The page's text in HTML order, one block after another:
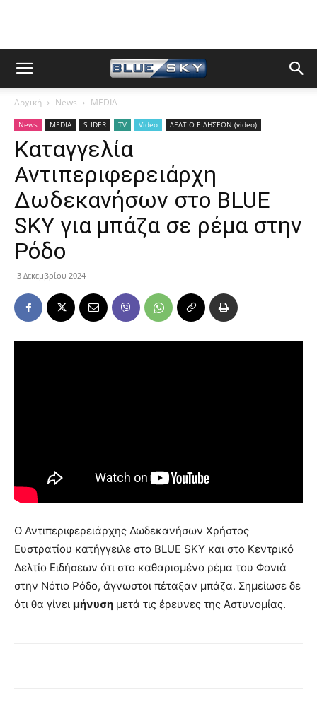
Αρχική News MEDIA
News MEDIA SLIDER TV Video ΔΕΛΤΙΟ ΕΙΔΗΣΕΩΝ (video)
Καταγγελία
Αντιπεριφερειάρχη
Δωδεκανήσων στο BLUE
SKY για μπάζα σε ρέμα στην
Ρόδο
3 Δεκεμβρίου 2024
Ο Αντιπεριφερειάρχης Δωδεκανήσων Χρήστος
Ευστρατίου κατήγγειλε στο BLUE SKY και στο Κεντρικό
Δελτίο Ειδήσεων ότι στο καθαρισμένο ρέμα του Φονιά
στην Νότιο Ρόδο, άγνωστοι πέταξαν μπάζα. Σημείωσε δε
ότι θα γίνει μήνυση μετά τις έρευνες της Αστυνομίας.